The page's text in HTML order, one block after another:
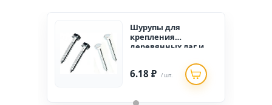
Шурупы для
крепления
деревянных лаг и
6.18 ₽ / шт.